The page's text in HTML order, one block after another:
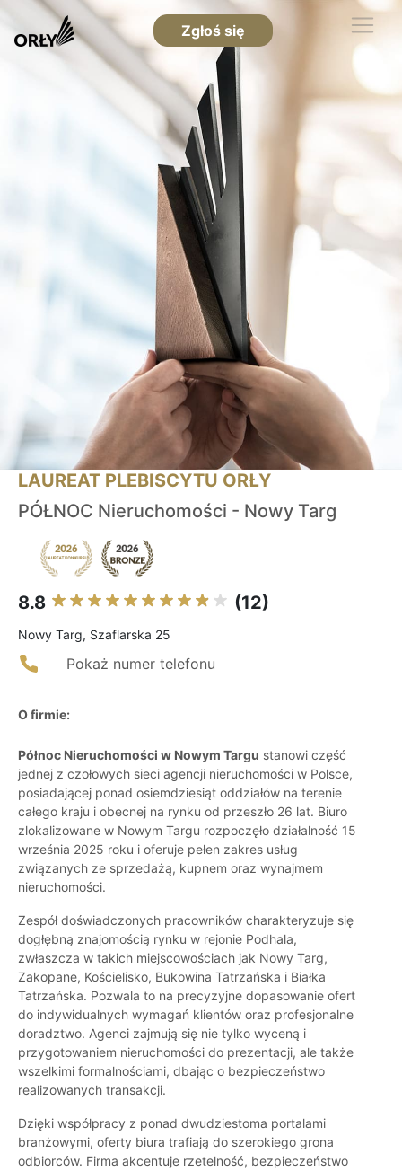
Zgłoś się
LAUREAT PLEBISCYTU ORŁY
PÓŁNOC Nieruchomości - Nowy Targ
8.8 (12)
Nowy Targ, Szaflarska 25
Pokaż numer telefonu
O firmie:
Północ Nieruchomości w Nowym Targu stanowi część
jednej z czołowych sieci agencji nieruchomości w Polsce,
posiadającej ponad osiemdziesiąt oddziałów na terenie
całego kraju i obecnej na rynku od przeszło 26 lat. Biuro
zlokalizowane w Nowym Targu rozpoczęło działalność 15
września 2025 roku i oferuje pełen zakres usług
związanych ze sprzedażą, kupnem oraz wynajmem
nieruchomości.
Zespół doświadczonych pracowników charakteryzuje się
dogłębną znajomością rynku w rejonie Podhala,
zwłaszcza w takich miejscowościach jak Nowy Targ,
Zakopane, Kościelisko, Bukowina Tatrzańska i Białka
Tatrzańska. Pozwala to na precyzyjne dopasowanie ofert
do indywidualnych wymagań klientów oraz profesjonalne
doradztwo. Agenci zajmują się nie tylko wyceną i
przygotowaniem nieruchomości do prezentacji, ale także
wszelkimi formalnościami, dbając o bezpieczeństwo
realizowanych transakcji.
Dzięki współpracy z ponad dwudziestoma portalami
branżowymi, oferty biura trafiają do szerokiego grona
odbiorców. Firma akcentuje rzetelność, bezpieczeństwo